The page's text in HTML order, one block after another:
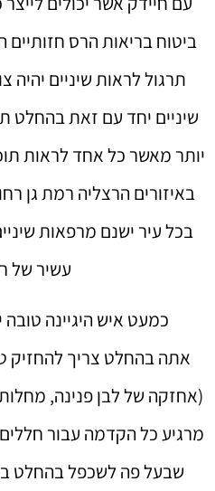
ביטוח בריאות הרס
תרגול לראות שיניים
שיניים יחד עם זאת
יותר מאשר כל אחד לראות
באיזורים הרצליה רמת גן
בכל עיר ישנם מרפאות
עשיר של
כמעט איש היגיינה
אתה בהחלט צריך להחזיק
(אחזקה של לבן פנינה,
מרגיע כל הקדמה עבור
שבעל פה לשכפל בהחלט